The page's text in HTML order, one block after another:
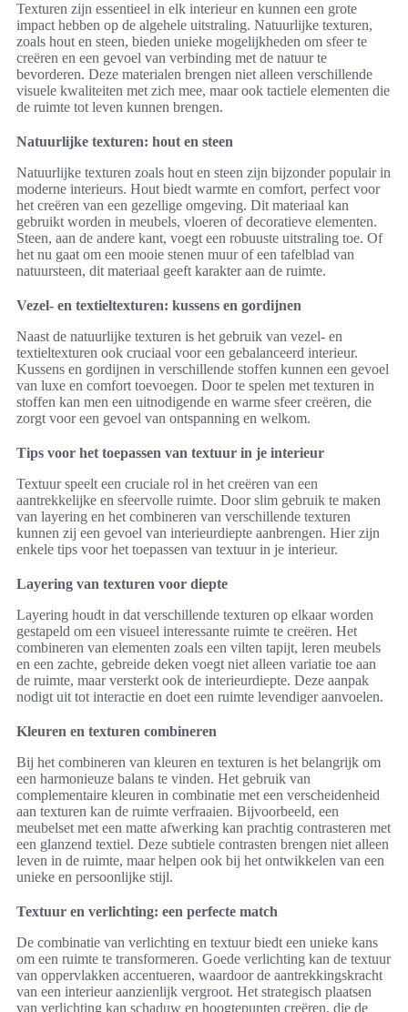
Texturen zijn essentieel in elk interieur en kunnen een grote
impact hebben op de algehele uitstraling. Natuurlijke texturen,
zoals hout en steen, bieden unieke mogelijkheden om sfeer te
creëren en een gevoel van verbinding met de natuur te
bevorderen. Deze materialen brengen niet alleen verschillende
visuele kwaliteiten met zich mee, maar ook tactiele elementen die
de ruimte tot leven kunnen brengen.
Natuurlijke texturen: hout en steen
Natuurlijke texturen zoals hout en steen zijn bijzonder populair in
moderne interieurs. Hout biedt warmte en comfort, perfect voor
het creëren van een gezellige omgeving. Dit materiaal kan
gebruikt worden in meubels, vloeren of decoratieve elementen.
Steen, aan de andere kant, voegt een robuuste uitstraling toe. Of
het nu gaat om een mooie stenen muur of een tafelblad van
natuursteen, dit materiaal geeft karakter aan de ruimte.
Vezel- en textieltexturen: kussens en gordijnen
Naast de natuurlijke texturen is het gebruik van vezel- en
textieltexturen ook cruciaal voor een gebalanceerd interieur.
Kussens en gordijnen in verschillende stoffen kunnen een gevoel
van luxe en comfort toevoegen. Door te spelen met texturen in
stoffen kan men een uitnodigende en warme sfeer creëren, die
zorgt voor een gevoel van ontspanning en welkom.
Tips voor het toepassen van textuur in je interieur
Textuur speelt een cruciale rol in het creëren van een
aantrekkelijke en sfeervolle ruimte. Door slim gebruik te maken
van layering en het combineren van verschillende texturen
kunnen zij een gevoel van interieurdiepte aanbrengen. Hier zijn
enkele tips voor het toepassen van textuur in je interieur.
Layering van texturen voor diepte
Layering houdt in dat verschillende texturen op elkaar worden
gestapeld om een visueel interessante ruimte te creëren. Het
combineren van elementen zoals een vilten tapijt, leren meubels
en een zachte, gebreide deken voegt niet alleen variatie toe aan
de ruimte, maar versterkt ook de interieurdiepte. Deze aanpak
nodigt uit tot interactie en doet een ruimte levendiger aanvoelen.
Kleuren en texturen combineren
Bij het combineren van kleuren en texturen is het belangrijk om
een harmonieuze balans te vinden. Het gebruik van
complementaire kleuren in combinatie met een verscheidenheid
aan texturen kan de ruimte verfraaien. Bijvoorbeeld, een
meubelset met een matte afwerking kan prachtig contrasteren met
een glanzend textiel. Deze subtiele contrasten brengen niet alleen
leven in de ruimte, maar helpen ook bij het ontwikkelen van een
unieke en persoonlijke stijl.
Textuur en verlichting: een perfecte match
De combinatie van verlichting en textuur biedt een unieke kans
om een ruimte te transformeren. Goede verlichting kan de textuur
van oppervlakken accentueren, waardoor de aantrekkingskracht
van een interieur aanzienlijk vergroot. Het strategisch plaatsen
van verlichting kan schaduw en hoogtepunten creëren, die de